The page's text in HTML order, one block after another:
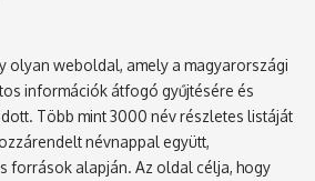
olyan weboldal, amely a magyarországi
információk átfogó gyűjtésére és
Több mint 3000 név részletes listáját
névnappal együtt,
források alapján. Az oldal célja, hogy